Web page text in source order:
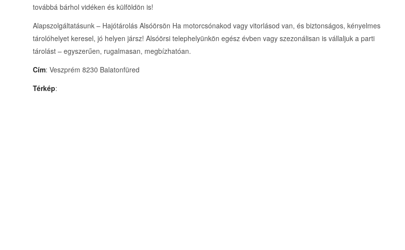
továbbá bárhol vidéken és külföldön is!
Alapszolgáltatásunk – Hajótárolás Alsóörsön Ha motorcsónakod vagy vitorlásod van, és biztonságos, kényelmes
tárolóhelyet keresel, jó helyen jársz! Alsóörsi telephelyünkön egész évben vagy szezonálisan is vállaljuk a parti
tárolást – egyszerűen, rugalmasan, megbízhatóan.
Cím: Veszprém 8230 Balatonfüred
Térkép: